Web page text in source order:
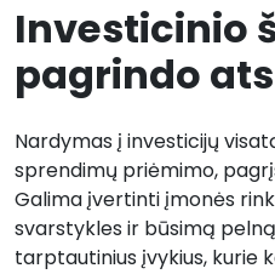
Investicinio
pagrindo
Nardymas į investicijų
sprendimų priėmimo,
Galima įvertinti įmonės
svarstykles ir būsimą
tarptautinius įvykius, kurie